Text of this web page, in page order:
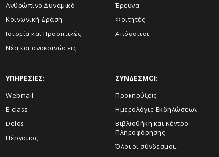
Ανθρώπινο Δυναμικό
Κοινωνική Δράση
Ιστορία και Προοπτικές
Νέα και ανακοινώσεις
Έρευνα
Φοιτητές
Απόφοιτοι
ΥΠΗΡΕΣΙΕΣ:
Webmail
E-class
Delos
Πέργαμος
ΣΥΝΔΕΣΜΟΙ:
Προκηρύξεις
Ημερολόγιο Εκδηλώσεων
Βιβλιοθήκη και Κέντρο
Πληροφόρησης
Όλοι οι σύνδεσμοι...